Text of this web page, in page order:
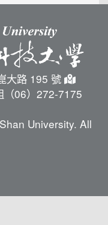
大路 195 號
（06）272-7175
University. All